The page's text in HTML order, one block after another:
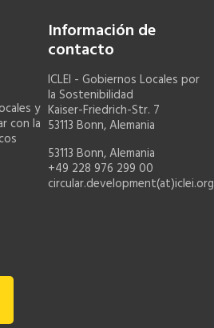
y
con la
Información de
contacto
ICLEI - Gobiernos Locales por
la Sostenibilidad
Kaiser-Friedrich-Str. 7
53113 Bonn, Alemania
53113 Bonn, Alemania
+49 228 976 299 00
circular.development(at)iclei.org